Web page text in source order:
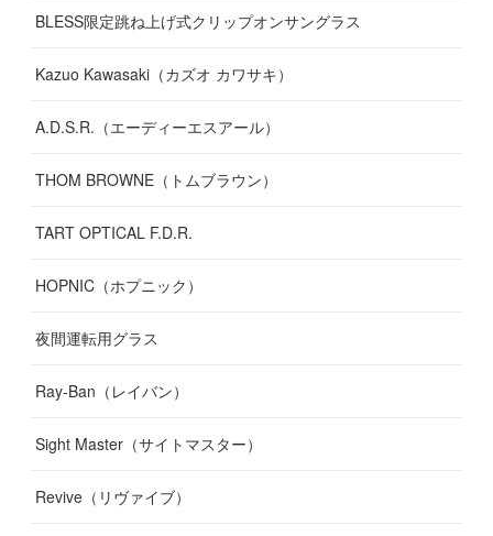
BLESS限定跳ね上げ式クリップオンサングラス
Kazuo Kawasaki（カズオ カワサキ）
A.D.S.R.（エーディーエスアール）
THOM BROWNE（トムブラウン）
TART OPTICAL F.D.R.
HOPNIC（ホプニック）
夜間運転用グラス
Ray-Ban（レイバン）
Sight Master（サイトマスター）
Revive（リヴァイブ）